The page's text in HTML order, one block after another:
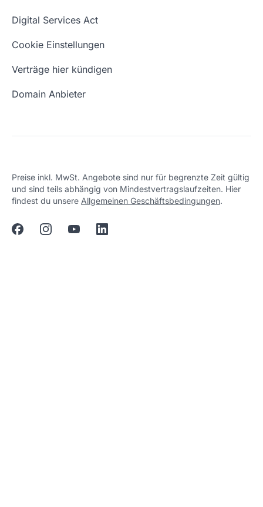
Was ist eine Domain?
Domain Umzug
Wie ist meine IP?
Email Adresse erstellen
Digital Services Act
Cookie Einstellungen
Verträge hier kündigen
Domain Anbieter
Preise inkl. MwSt. Angebote sind nur für begrenzte Zeit gültig
und sind teils abhängig von Mindestvertragslaufzeiten. Hier
findest du unsere Allgemeinen Geschäftsbedingungen.